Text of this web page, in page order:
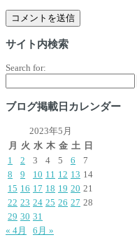
サイト内検索
Search for:
ブログ掲載日カレンダー
2023年5月
月
火 水 木 金 土 日
1
2 3 4 5 6
7
8
9 10 11 12 13 14
15 16 17 18 19 20 21
22 23 24 25 26 27 28
29 30 31
« 4月
6月 »